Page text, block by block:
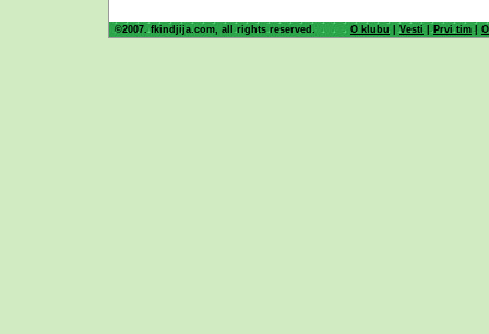
©2007. fkindjija.com, all rights reserved. O klubu |Vesti | Prvi tim |